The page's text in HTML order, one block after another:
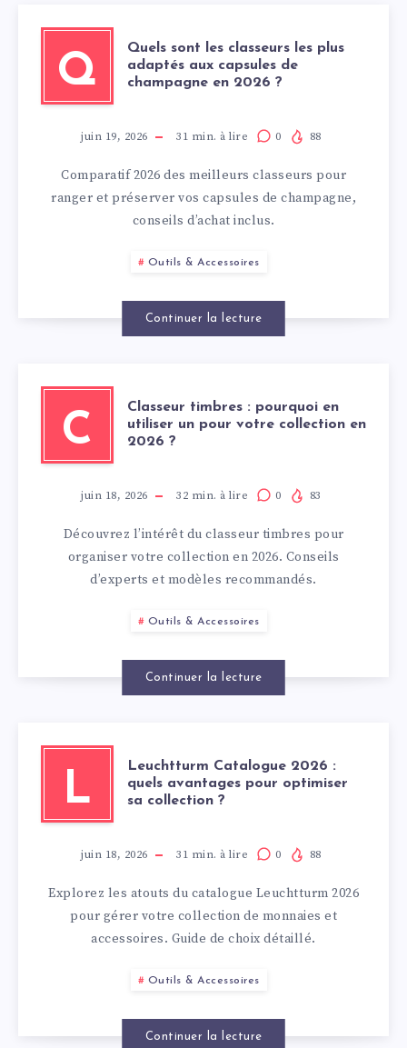
Q
Quels sont les classeurs les plus
adaptés aux capsules de
champagne en 2026 ?
juin 19, 2026 31 min. à lire 0 88
Comparatif 2026 des meilleurs classeurs pour
ranger et préserver vos capsules de champagne,
conseils d’achat inclus.
Outils & Accessoires
Continuer la lecture
C
Classeur timbres : pourquoi en
utiliser un pour votre collection en
2026 ?
juin 18, 2026 32 min. à lire 0 83
Découvrez l’intérêt du classeur timbres pour
organiser votre collection en 2026. Conseils
d’experts et modèles recommandés.
Outils & Accessoires
Continuer la lecture
L
Leuchtturm Catalogue 2026 :
quels avantages pour optimiser
sa collection ?
juin 18, 2026 31 min. à lire 0 88
Explorez les atouts du catalogue Leuchtturm 2026
pour gérer votre collection de monnaies et
accessoires. Guide de choix détaillé.
Outils & Accessoires
Continuer la lecture